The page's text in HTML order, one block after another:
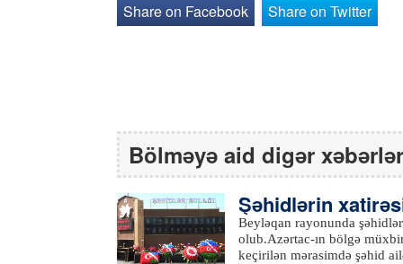
Share on Facebook Share on Twitter
Bölməyə aid digər xəbərlər
Şəhidlərin
şı olub
Beyləqan rayonunda
olub.Azərtac-ın bölgə
keçirilən mərasimdə şəhid